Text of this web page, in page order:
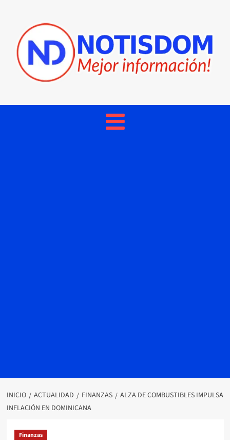
INICIO ACTUALIDAD FINANZAS
ALZA DE COMBUSTIBLES IMPULSA
INFLACIÓN EN DOMINICANA
Finanzas